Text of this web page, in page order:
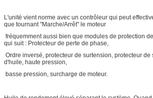
L'unité vient norme avec un contrôleur qui peut
que tournant "Marche/Arrêt" le moteur
fréquemment aussi bien que modules de protection
qui suit : Protecteur de perte de phase,
Ordre inversé, protecteur de surtension, protecteur de
d'huile, haute pression,
basse pression, surcharge de moteur.